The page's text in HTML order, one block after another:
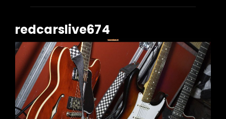
redcarslive674